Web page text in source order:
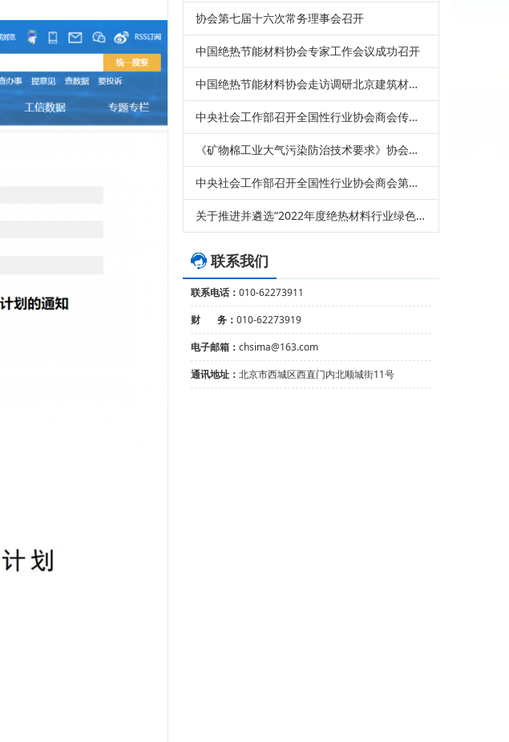
协会第七届十六次常务理事会召开
中国绝热节能材料协会专家工作会议成功召开
中国绝热节能材料协会走访调研北京建筑材料检验研究院股份有限公司
中央社会工作部召开全国性行业协会商会传达学习贯彻党的二十届三中全会精神会议
《矿物棉工业大气污染防治技术要求》协会标准发布
中央社会工作部召开全国性行业协会商会第二批学习贯彻习近平新时代中国特色社会主义思想主题教育总结会
关于推进并遴选“2022年度绝热材料行业绿色工厂”工作的通知
联系我们
联系电话： 010-62273911
财 务： 010-62273919
电子邮箱： chsima@163.com
通讯地址： 北京市西城区西直门内北顺城街11号